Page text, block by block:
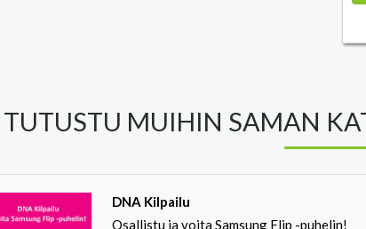
TUTUSTU MUIHIN SAMAN
DNA Kilpailu
Osallistu ja voita Samsung Flip -puhelin!